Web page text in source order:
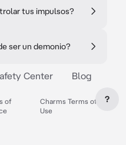
tus impulsos?
ser un demonio?
Center Blog
of
Charms Terms of
Use
?